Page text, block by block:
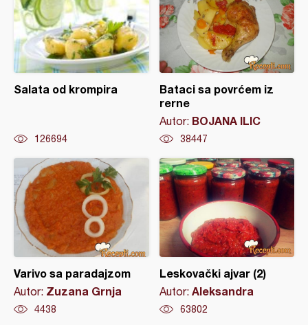
Salata od krompira
126694
Bataci sa povrćem iz
rerne
Autor: BOJANA ILIC
38447
Varivo sa paradajzom
Autor: Zuzana Grnja
4438
Leskovački ajvar (2)
Autor: Aleksandra
63802